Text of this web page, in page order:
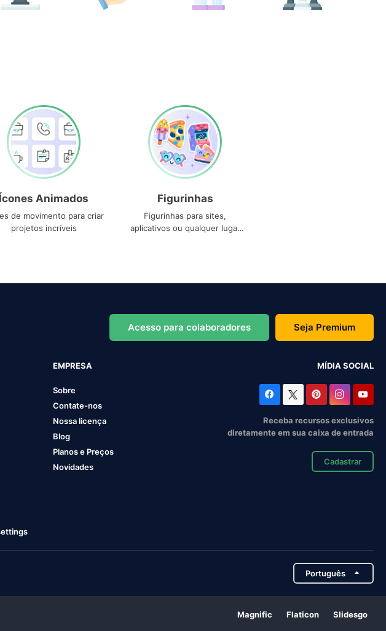
Ícones Animados
de movimento para criar
projetos incríveis
Figurinhas
Figurinhas para sites,
aplicativos ou qualquer lugar
Acesso para colaboradores Seja Premium
EMPRESA
Sobre
Contate-nos
Nossa licença
Blog
Planos e Preços
Novidades
MÍDIA SOCIAL
Receba recursos exclusivos
diretamente em sua caixa de entrada
Cadastrar
Português
Magnific Flaticon Slidesgo